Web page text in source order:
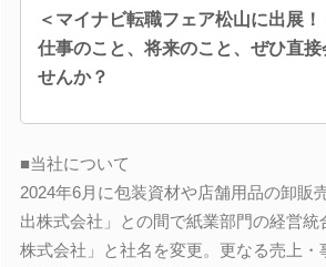
＜マイナビ転職フェア松山に出展！
仕事のこと、将来のこと、ぜひ直接
せんか？
■当社について
2024年6月に包装資材や店舗用品の卸販
出株式会社」との間で紙業部門の経営統
株式会社」と社名を変更。更なる売上・